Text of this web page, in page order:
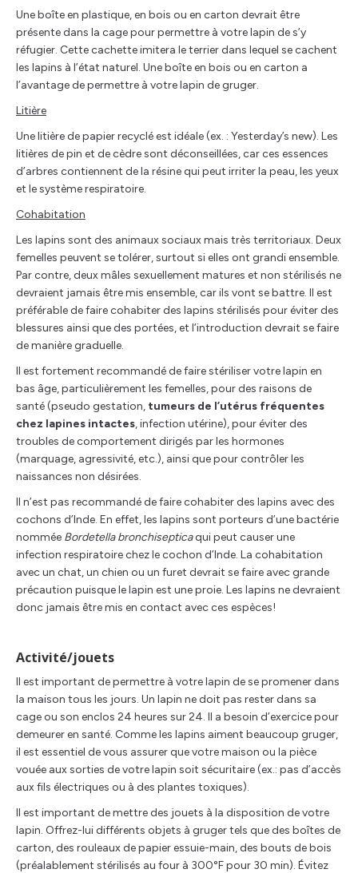
Une boîte en plastique, en bois ou en carton devrait être
présente dans la cage pour permettre à votre lapin de s’y
réfugier. Cette cachette imitera le terrier dans lequel se cachent
les lapins à l’état naturel. Une boîte en bois ou en carton a
l’avantage de permettre à votre lapin de gruger.
Litière
Une litière de papier recyclé est idéale (ex. : Yesterday’s new). Les
litières de pin et de cèdre sont déconseillées, car ces essences
d’arbres contiennent de la résine qui peut irriter la peau, les yeux
et le système respiratoire.
Cohabitation
Les lapins sont des animaux sociaux mais très territoriaux. Deux
femelles peuvent se tolérer, surtout si elles ont grandi ensemble.
Par contre, deux mâles sexuellement matures et non stérilisés ne
devraient jamais être mis ensemble, car ils vont se battre. Il est
préférable de faire cohabiter des lapins stérilisés pour éviter des
blessures ainsi que des portées, et l’introduction devrait se faire
de manière graduelle.
Il est fortement recommandé de faire stériliser votre lapin en
bas âge, particulièrement les femelles, pour des raisons de
santé (pseudo gestation, tumeurs de l’utérus fréquentes
chez lapines intactes, infection utérine), pour éviter des
troubles de comportement dirigés par les hormones
(marquage, agressivité, etc.), ainsi que pour contrôler les
naissances non désirées.
Il n’est pas recommandé de faire cohabiter des lapins avec des
cochons d’Inde. En effet, les lapins sont porteurs d’une bactérie
nommée Bordetella bronchisepticaqui peut causer une
infection respiratoire chez le cochon d’Inde. La cohabitation
avec un chat, un chien ou un furet devrait se faire avec grande
précaution puisque le lapin est une proie. Les lapins ne devraient
donc jamais être mis en contact avec ces espèces!
Activité/jouets
Il est important de permettre à votre lapin de se promener dans
la maison tous les jours. Un lapin ne doit pas rester dans sa
cage ou son enclos 24 heures sur 24. Il a besoin d’exercice pour
demeurer en santé. Comme les lapins aiment beaucoup gruger,
il est essentiel de vous assurer que votre maison ou la pièce
vouée aux sorties de votre lapin soit sécuritaire (ex.: pas d’accès
aux fils électriques ou à des plantes toxiques).
Il est important de mettre des jouets à la disposition de votre
lapin. Offrez-lui différents objets à gruger tels que des boîtes de
carton, des rouleaux de papier essuie-main, des bouts de bois
(préalablement stérilisés au four à 300°F pour 30 min). Évitez